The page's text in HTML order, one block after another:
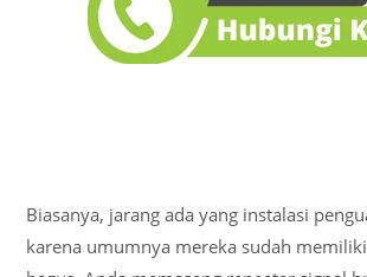
Biasanya, jarang ada yang instalasi
karena umumnya mereka sudah